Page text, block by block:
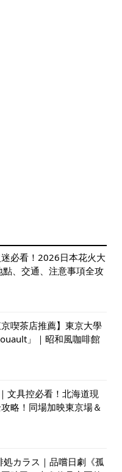
迷必看！2026日本花火大
、交通、注意事項全攻
喫茶店推薦】東京大學
」｜昭和風咖啡館
文具控必看！北海道現
略！同場加映東京場＆
カラス｜品嚐日劇《孤